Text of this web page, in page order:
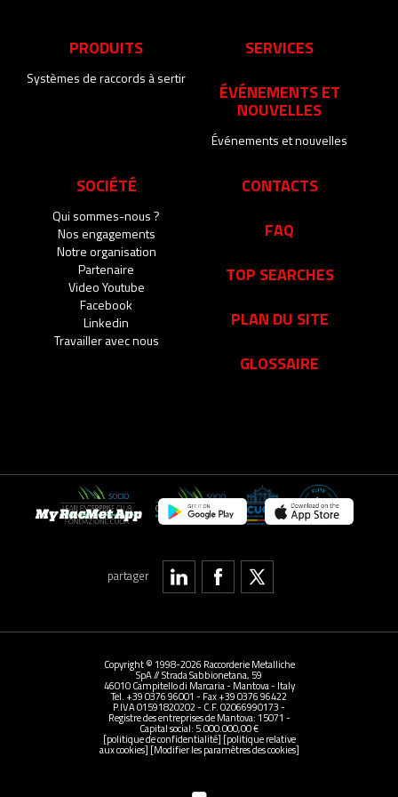
PRODUITS
Systèmes de raccords à sertir
SERVICES
ÉVÉNEMENTS ET
NOUVELLES
Événements et nouvelles
SOCIÉTÉ
Qui sommes-nous ?
Nos engagements
Notre organisation
Partenaire
Video Youtube
Facebook
Linkedin
Travailler avec nous
CONTACTS
FAQ
TOP SEARCHES
PLAN DU SITE
GLOSSAIRE
partager
My RacMet App
Copyright © 1998-2026 Raccorderie Metalliche
SpA // Strada Sabbionetana, 59
46010 Campitello di Marcaria - Mantova - Italy
Tel. +39 0376 96001 - Fax +39 0376 96422
P.IVA 01591820202 - C.F. 02066990173 -
Registre des entreprises de Mantova: 15071 -
Capital social: 5.000.000,00 €
[politique de confidentialité] [politique relative
aux cookies] [Modifier les paramètres des cookies]